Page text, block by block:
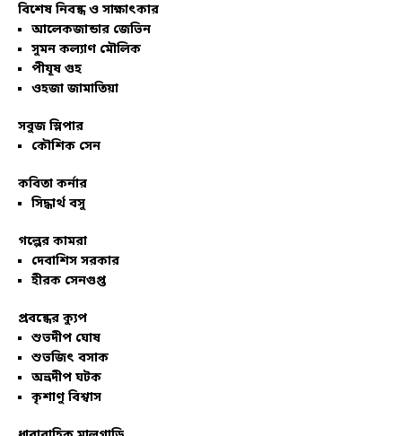
বিশেষ নিবন্ধ ও সাক্ষাৎকার
আলেকজান্ডার জেভিন
সুমন কল্যাণ মৌলিক
পীযূষ গুহ
ওহজা জামাতিয়া
সবুজ স্লিপার
কৌশিক সেন
কবিতা কর্নার
সিদ্ধার্থ বসু
গল্পের কামরা
দেবাশিস সরকার
হীরক সেনগুপ্ত
প্রবন্ধের ক্যুপ
শুভদীপ ঘোষ
শুভজিৎ বসাক
অভ্রদীপ ঘটক
কৃশাণু বিশ্বাস